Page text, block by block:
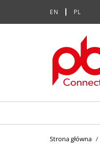
EN PL
Strona główna>